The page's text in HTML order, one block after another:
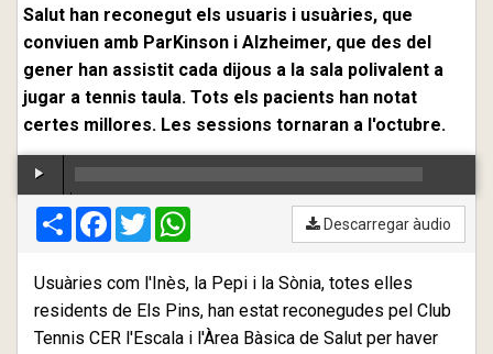
Salut han reconegut els usuaris i usuàries, que
conviuen amb ParKinson i Alzheimer, que des del
gener han assistit cada dijous a la sala polivalent a
jugar a tennis taula. Tots els pacients han notat
certes millores. Les sessions tornaran a l'octubre.
00:00/ 00:00
CompartirFacebook
Twitter Descarregar àudio
Usuàries com l'Inès, la Pepi i la Sònia, totes elles
residents de Els Pins, han estat reconegudes pel Club
Tennis CER l'Escala i l'Àrea Bàsica de Salut per haver